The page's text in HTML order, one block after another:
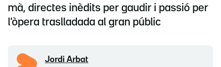
mà, directes inèdits per gaudir i passió per
l'òpera traslladada al gran públic
Jordi Arbat